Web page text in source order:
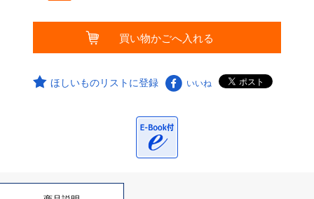
ほしいものリストに登録 いいね